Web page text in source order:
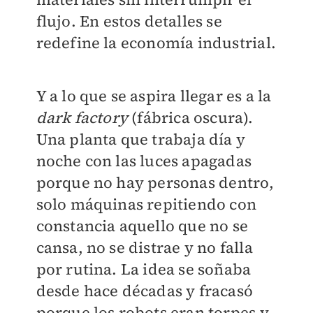
flujo. En estos detalles se
redefine la economía industrial.
Y a lo que se aspira llegar es a la
dark factory(fábrica oscura).
Una planta que trabaja día y
noche con las luces apagadas
porque no hay personas dentro,
solo máquinas repitiendo con
constancia aquello que no se
cansa, no se distrae y no falla
por rutina. La idea se soñaba
desde hace décadas y fracasó